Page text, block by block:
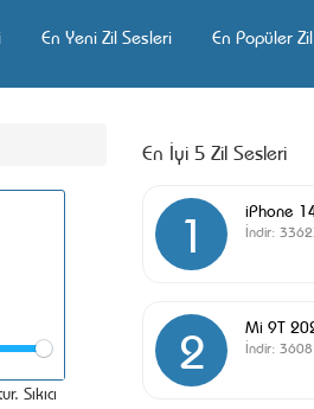
En Yeni Zil Sesleri En Popüler
Volume
En İyi 5 Zil Sesleri
1 iPhone
İndir:
2 Mi 9T
İndir: